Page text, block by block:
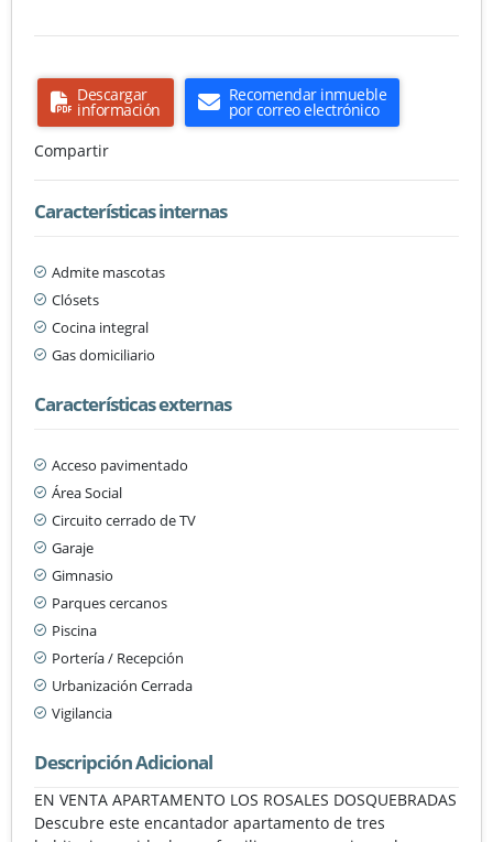
Descargar
información
Recomendar inmueble
por correo electrónico
Compartir
Características internas
Admite mascotas
Clósets
Cocina integral
Gas domiciliario
Características externas
Acceso pavimentado
Área Social
Circuito cerrado de TV
Garaje
Gimnasio
Parques cercanos
Piscina
Portería / Recepción
Urbanización Cerrada
Vigilancia
Descripción Adicional
EN VENTA APARTAMENTO LOS ROSALES DOSQUEBRADAS
Descubre este encantador apartamento de tres